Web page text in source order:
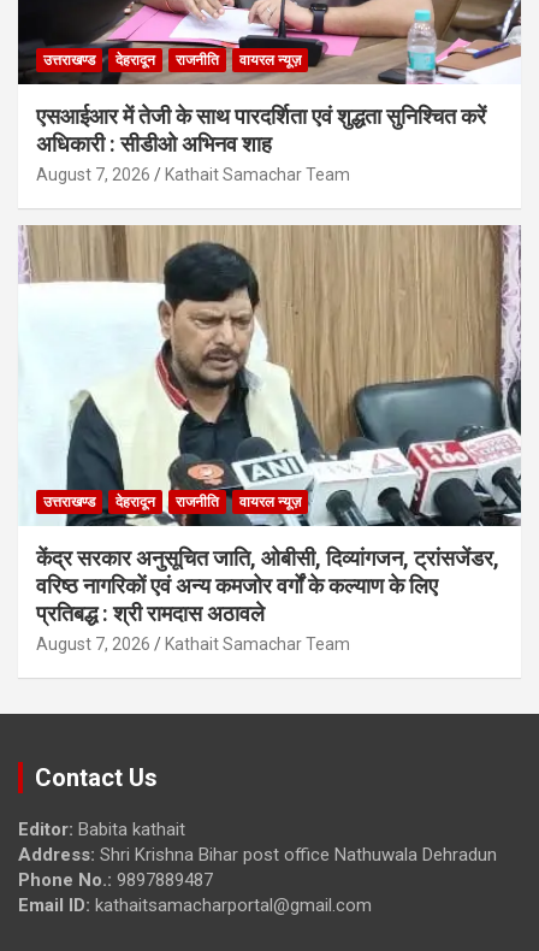
उत्तराखण्ड देहरादून राजनीति वायरल न्यूज़
एसआईआर में तेजी के साथ पारदर्शिता एवं शुद्धता सुनिश्चित करें
अधिकारी : सीडीओ अभिनव शाह
August 7, 2026 Kathait Samachar Team
उत्तराखण्ड देहरादून राजनीति वायरल न्यूज़
केंद्र सरकार अनुसूचित जाति, ओबीसी, दिव्यांगजन, ट्रांसजेंडर,
वरिष्ठ नागरिकों एवं अन्य कमजोर वर्गों के कल्याण के लिए
प्रतिबद्ध : श्री रामदास अठावले
August 7, 2026 Kathait Samachar Team
Contact Us
Editor: Babita kathait
Address: Shri Krishna Bihar post office Nathuwala Dehradun
Phone No.: 9897889487
Email ID: kathaitsamacharportal@gmail.com